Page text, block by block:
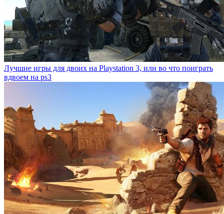
Лучшие игры для двоих на Playstation 3, или во что поиграть
вдвоем на ps3